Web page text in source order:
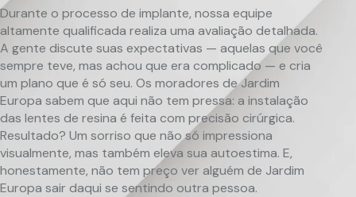
Durante o processo de implante, nossa equipe
altamente qualificada realiza uma avaliação detalhada.
A gente discute suas expectativas — aquelas que você
sempre teve, mas achou que era complicado — e cria
um plano que é só seu. Os moradores de Jardim
Europa sabem que aqui não tem pressa: a instalação
das lentes de resina é feita com precisão cirúrgica.
Resultado? Um sorriso que não só impressiona
visualmente, mas também eleva sua autoestima. E,
honestamente, não tem preço ver alguém de Jardim
Europa sair daqui se sentindo outra pessoa.